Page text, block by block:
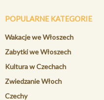
POPULARNE KATEGORIE
Wakacje we Włoszech
Zabytki we Włoszech
Kultura w Czechach
Zwiedzanie Włoch
Czechy